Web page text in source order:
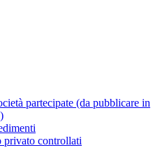
partecipate (da pubblicare in
controllati